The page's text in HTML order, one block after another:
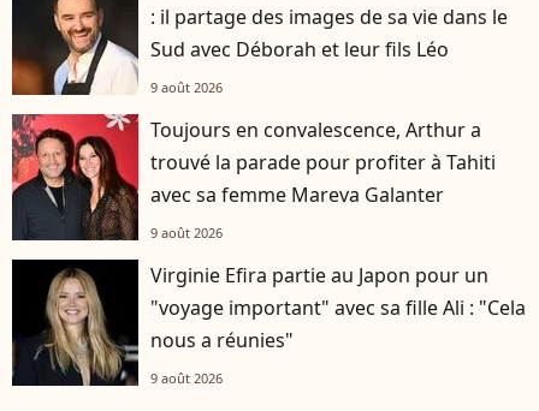
: il partage des images de sa vie dans le
Sud avec Déborah et leur fils Léo
9 août 2026
Toujours en convalescence, Arthur a
trouvé la parade pour profiter à Tahiti
avec sa femme Mareva Galanter
9 août 2026
Virginie Efira partie au Japon pour un
"voyage important" avec sa fille Ali : "Cela
nous a réunies"
9 août 2026